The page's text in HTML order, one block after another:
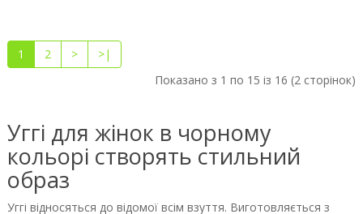
1 2 >
>|
Показано з 1 по 15 із 16 (2 сторінок)
Уггі для жінок в чорному
кольорі створять стильний
образ
Уггі відносяться до відомої всім взуття. Виготовляється з